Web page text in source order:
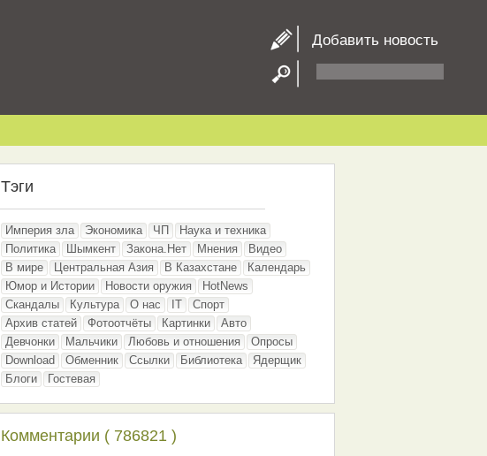
Добавить новость
Тэги
Империя зла Экономика ЧП
Наука и техника
Политика
Шымкент Закона.Нет Мнения
Видео
В мире
Центральная Азия В Казахстане
Календарь
Юмор и Истории
Новости оружия
HotNews
Скандалы
Культура О нас IT
Спорт
Архив статей
Фотоотчёты Картинки
Авто
Девчонки
Мальчики Любовь и отношения
Опросы
Download
Обменник Ссылки Библиотека
Ядерщик
Блоги
Гостевая
Комментарии ( 786821 )